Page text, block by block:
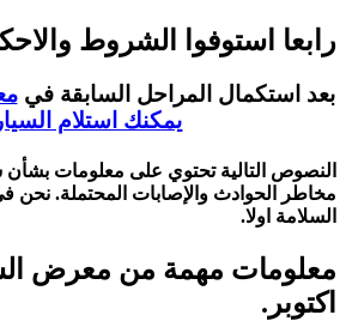
رابعا استوفوا الشروط
بعد استكمال المراحل السابقة في
يمكنك استلام
النصوص التالية تحتوي على معلومات بشأن
مخاطر الحوادث والإصابات المحتملة. نحن
السلامة اولا.
معلومات مهمة من معرض
اكتوبر.